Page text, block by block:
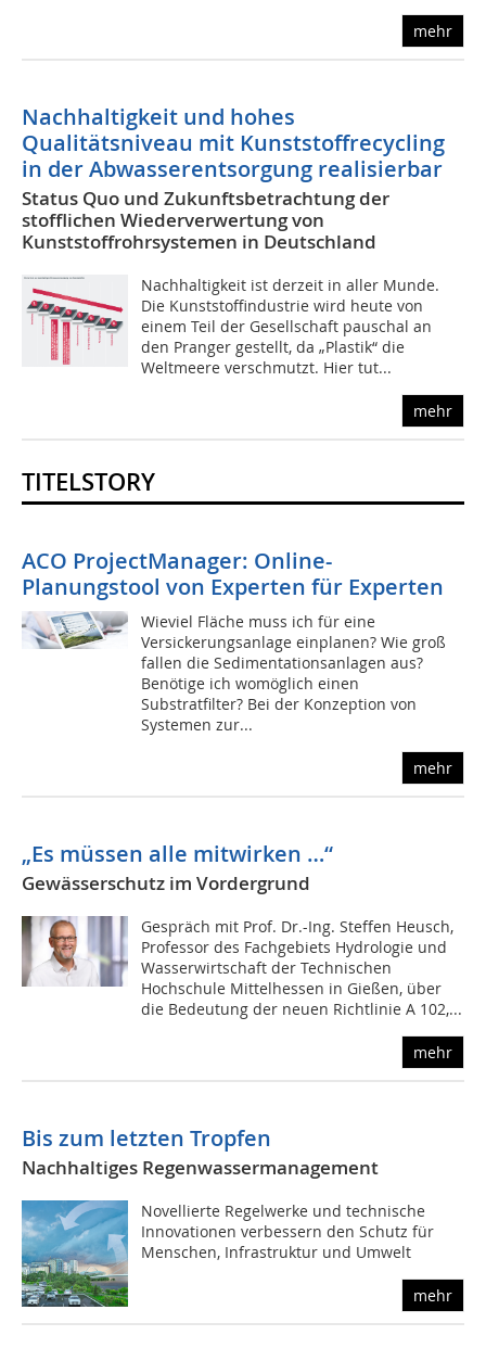
mehr
Nachhaltigkeit und hohes
Qualitätsniveau mit Kunststoffrecycling
in der Abwasserentsorgung realisierbar
Status Quo und Zukunftsbetrachtung der
stofflichen Wiederverwertung von
Kunststoffrohrsystemen in Deutschland
Nachhaltigkeit ist derzeit in aller Munde.
Die Kunststoffindustrie wird heute von
einem Teil der Gesellschaft pauschal an
den Pranger gestellt, da „Plastik“ die
Weltmeere verschmutzt. Hier tut...
mehr
TITELSTORY
ACO ProjectManager: Online-
Planungstool von Experten für Experten
Wieviel Fläche muss ich für eine
Versickerungsanlage einplanen? Wie groß
fallen die Sedimentationsanlagen aus?
Benötige ich womöglich einen
Substratfilter? Bei der Konzeption von
Systemen zur...
mehr
„Es müssen alle mitwirken …“
Gewässerschutz im Vordergrund
Gespräch mit Prof. Dr.-Ing. Steffen Heusch,
Professor des Fachgebiets Hydrologie und
Wasserwirtschaft der Technischen
Hochschule Mittelhessen in Gießen, über
die Bedeutung der neuen Richtlinie A 102,...
mehr
Bis zum letzten Tropfen
Nachhaltiges Regenwassermanagement
Novellierte Regelwerke und technische
Innovationen verbessern den Schutz für
Menschen, Infrastruktur und Umwelt
mehr